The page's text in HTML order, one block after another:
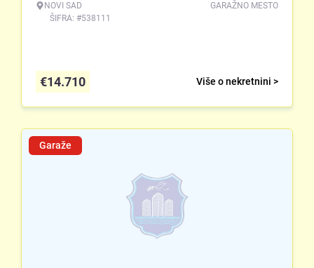
NOVI SAD
ŠIFRA: #538111
GARAŽNO MESTO
Više o nekretnini >
€14.710
Garaže